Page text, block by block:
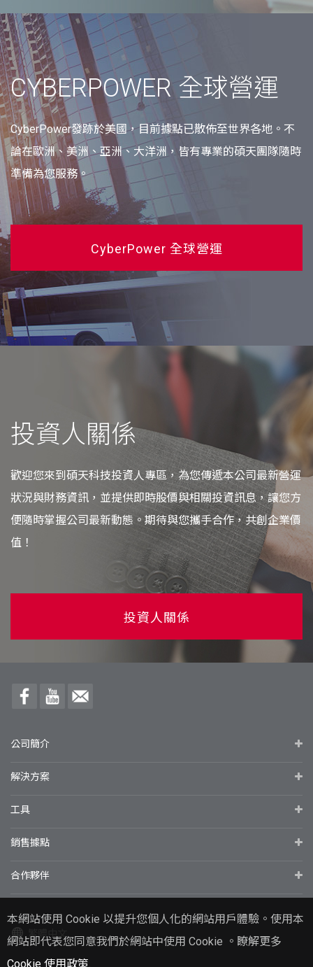
CYBERPOWER 全球營運
CyberPower發跡於美國，目前據點已散佈至世界各地。不
論在歐洲、美洲、亞洲、大洋洲，皆有專業的碩天團隊隨時
準備為您服務。
CyberPower 全球營運
投資人關係
歡迎您來到碩天科技投資人專區，為您傳遞本公司最新營運
狀況與財務資訊，並提供即時股價與相關投資訊息，讓您方
便隨時掌握公司最新動態。期待與您攜手合作，共創企業價
值！
投資人關係
本網站使用 Cookie 以提升您個人化的網站用戶體驗。使用本
網站即代表您同意我們於網站中使用 Cookie 。瞭解更多
Cookie 使用政策.
公司簡介
解決方案
工具
銷售據點
合作夥伴